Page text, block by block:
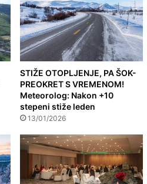
STIŽE OTOPLJENJE, PA ŠOK-
PREOKRET S VREMENOM!
Meteorolog: Nakon +10
stepeni stiže leden
13/01/2026